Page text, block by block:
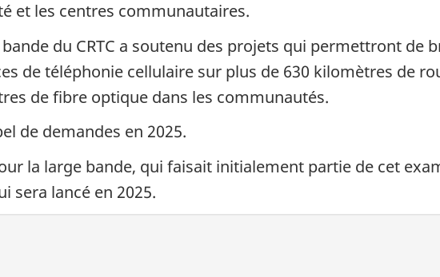
et les centres communautaires.
du CRTC a soutenu des projets qui permettront de
de téléphonie cellulaire sur plus de 630 kilomètres de
de fibre optique dans les communautés.
de demandes en 2025.
la large bande, qui faisait initialement partie de cet
sera lancé en 2025.